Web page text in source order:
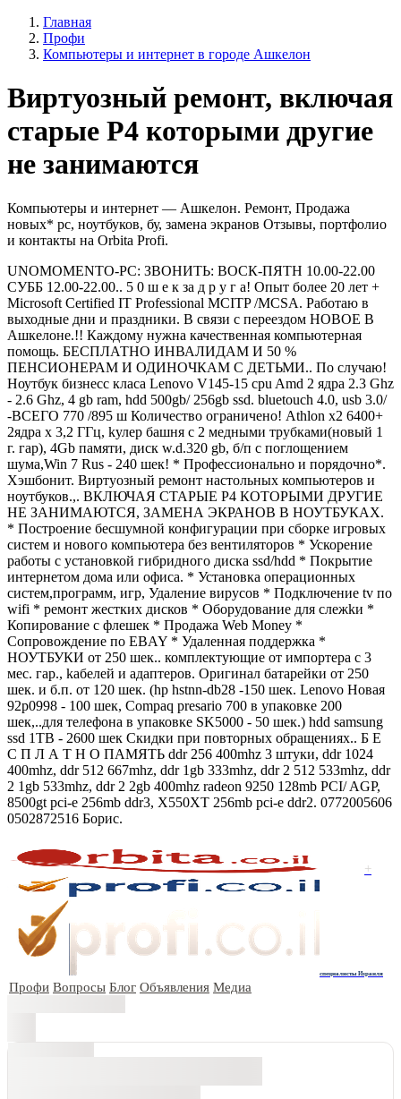
Главная
Профи
Компьютеры и интернет в городе Ашкелон
Виртуозный ремонт, включая
старые Р4 которыми другие
не занимаются
Компьютеры и интернет — Ашкелон. Ремонт, Продажа
новых* pc, ноутбуков, бу, замена экранов Отзывы, портфолио
и контакты на Orbita Profi.
UNOMOMENTO-PC: ЗВОНИТЬ: ВОСК-ПЯТН 10.00-22.00
СУББ 12.00-22.00.. 5 0 ш е к за д р у г а! Опыт более 20 лет +
Microsoft Certified IT Professional MCITP /MCSA. Работаю в
выходные дни и праздники. В связи с переездом НОВОЕ В
Ашкелоне.!! Каждому нужна качественная компьютерная
помощь. БЕСПЛАТНО ИНВАЛИДАМ И 50 %
ПЕНСИОНЕРАМ И ОДИНОЧКАМ С ДЕТЬМИ.. По случаю!
Ноутбук бизнесс класа Lenovo V145-15 cpu Amd 2 ядра 2.3 Ghz
- 2.6 Ghz, 4 gb ram, hdd 500gb/ 256gb ssd. bluetouch 4.0, usb 3.0/
-ВСЕГО 770 /895 ш Количество ограничено! Athlon x2 6400+
2ядра x 3,2 ГГц, kулер башня с 2 медными трубками(новый 1
г. гар), 4Gb памяти, диск w.d.320 gb, б/п c поглощением
шума,Win 7 Rus - 240 шек! * Профессионально и порядочно*.
Хэшбонит. Виртуозный ремонт настольных компьютеров и
ноутбуков.,. ВКЛЮЧАЯ СТАРЫЕ P4 КОТОРЫМИ ДРУГИЕ
НЕ ЗАНИМАЮТСЯ, ЗАМЕНА ЭКРАНОВ В НОУТБУКАХ.
* Построение бесшумной конфигурации при сборке игровых
систем и нового компьютера без вентиляторов * Ускорение
работы с установкой гибридного диска ssd/hdd * Покрытие
интернетом дома или офиса. * Установка операционных
систем,программ, игр, Удаление вирусов * Подключение tv по
wifi * ремонт жестких дисков * Оборудование для слежkи *
Копирование с флешек * Продажа Web Money *
Cопровождение по EBAY * Удаленная поддержка *
НОУТБУКИ oт 250 шек.. комплектующиe от импортера c 3
мес. гар., kабелей и адаптеров. Оригинал батарейки от 250
шек. и б.п. от 120 шек. (hp hstnn-db28 -150 шек. Lenovo Новая
92p0998 - 100 шек, Compaq presario 700 в упаковкe 200
шек,..для телефона в упаковкe SK5000 - 50 шек.) hdd samsung
ssd 1TB - 2600 шек Скидки при повторных обращениях.. Б Е
С П Л А Т Н О ПАМЯТЬ ddr 256 400mhz 3 штуки, ddr 1024
400mhz, ddr 512 667mhz, ddr 1gb 333mhz, ddr 2 512 533mhz, ddr
2 1gb 533mhz, ddr 2 2gb 400mhz radeon 9250 128mb PCI/ AGP,
8500gt pci-e 256mb ddr3, X550XT 256mb pci-e ddr2. 0772005606
0502872516 Борис.
+
специалисты Израиля
Профи Вопросы Блог Объявления Медиа